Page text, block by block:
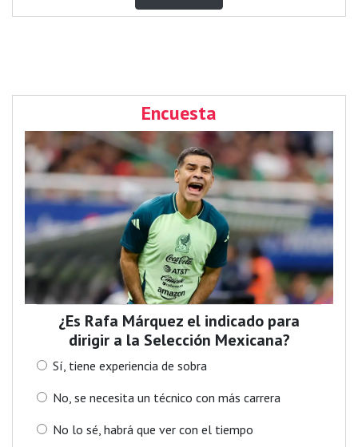
Encuesta
¿Es Rafa Márquez el indicado para
dirigir a la Selección Mexicana?
Sí, tiene experiencia de sobra
No, se necesita un técnico con más carrera
No lo sé, habrá que ver con el tiempo